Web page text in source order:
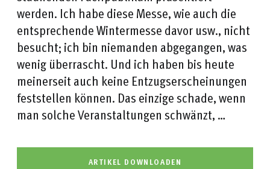
werden. Ich habe diese Messe, wie auch die
entsprechende Wintermesse davor usw., nicht
besucht; ich bin niemanden abgegangen, was
wenig überrascht. Und ich haben bis heute
meinerseit auch keine Entzugserscheinungen
feststellen können. Das einzige schade, wenn
man solche Veranstaltungen schwänzt, …
ARTIKEL DOWNLOADEN